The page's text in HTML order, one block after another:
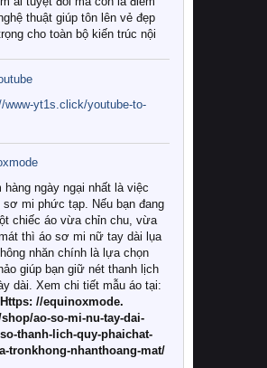
thuật giúp tôn lên vẻ đẹp
cho toàn bộ kiến trúc nội
giữa thị trường đa dạng
vàn thương hiệu và mẫu mã
nay, làm thế nào để chọn
những bộ chăn ga gối đệm cao
sự chất lượng, phù hợp với
và nhu cầu sử dụng của gia
cùng chúng tôi đi tìm lời
chi tiết qua bài viết dưới đây.
sao các gia đình hiện đại lại ưa
chăn ga gối đệm cao cấp?
với các dòng sản phẩm thông
những bộ chăn ga gối đệm
trải qua quy trình sản xuất
ngặt từ khâu chọn lọc nguyên
nhiên đến công nghệ dệt
hiện đại không chứa hóa chất
www-yt1s.click/youtube-to-
hàng ngày ngại nhất là việc
sơ mi phức tạp. Nếu bạn đang
chiếc áo vừa chỉn chu, vừa
thì áo sơ mi nữ tay dài lụa
nhăn chính là lựa chọn
giúp bạn giữ nét thanh lịch
dài. Xem chi tiết mẫu áo tại:
//equinoxmode.
ao-so-mi-nu-tay-dai-
thanh-lich-quy-phaichat-
tronkhong-nhanthoang-mat/